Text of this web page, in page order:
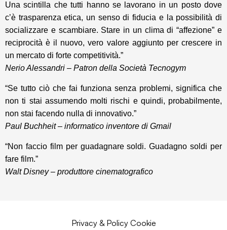
Una scintilla che tutti hanno se lavorano in un posto dove
c’è trasparenza etica, un senso di fiducia e la possibilità di
socializzare e scambiare. Stare in un clima di “affezione” e
reciprocità è il nuovo, vero valore aggiunto per crescere in
un mercato di forte competitività.”
Nerio Alessandri – Patron della Società Tecnogym
“Se tutto ciò che fai funziona senza problemi, significa che
non ti stai assumendo molti rischi e quindi, probabilmente,
non stai facendo nulla di innovativo.”
Paul Buchheit – informatico inventore di Gmail
“Non faccio film per guadagnare soldi. Guadagno soldi per
fare film.”
Walt Disney – produttore cinematografico
Privacy & Policy Cookie